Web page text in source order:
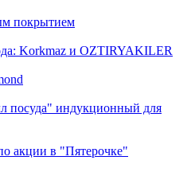
покрытием
Korkmaz и OZTIRYAKILER
посуда" индукционный для
акции в "Пятерочке"